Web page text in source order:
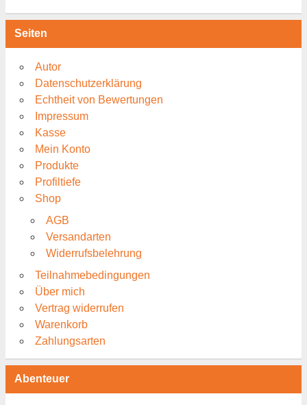
Seiten
Autor
Datenschutzerklärung
Echtheit von Bewertungen
Impressum
Kasse
Mein Konto
Produkte
Profiltiefe
Shop
AGB
Versandarten
Widerrufsbelehrung
Teilnahmebedingungen
Über mich
Vertrag widerrufen
Warenkorb
Zahlungsarten
Abenteuer